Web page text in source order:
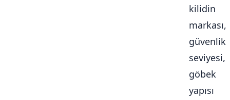
kilidin
markası,
güvenlik
seviyesi,
göbek
yapısı